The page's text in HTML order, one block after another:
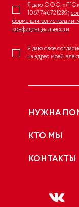
Я даю ООО
1067746721239)
форме для
конфиденциальности
Я даю свое
на адрес моей
НУЖНА
КТО МЫ
КОНТАКТЫ